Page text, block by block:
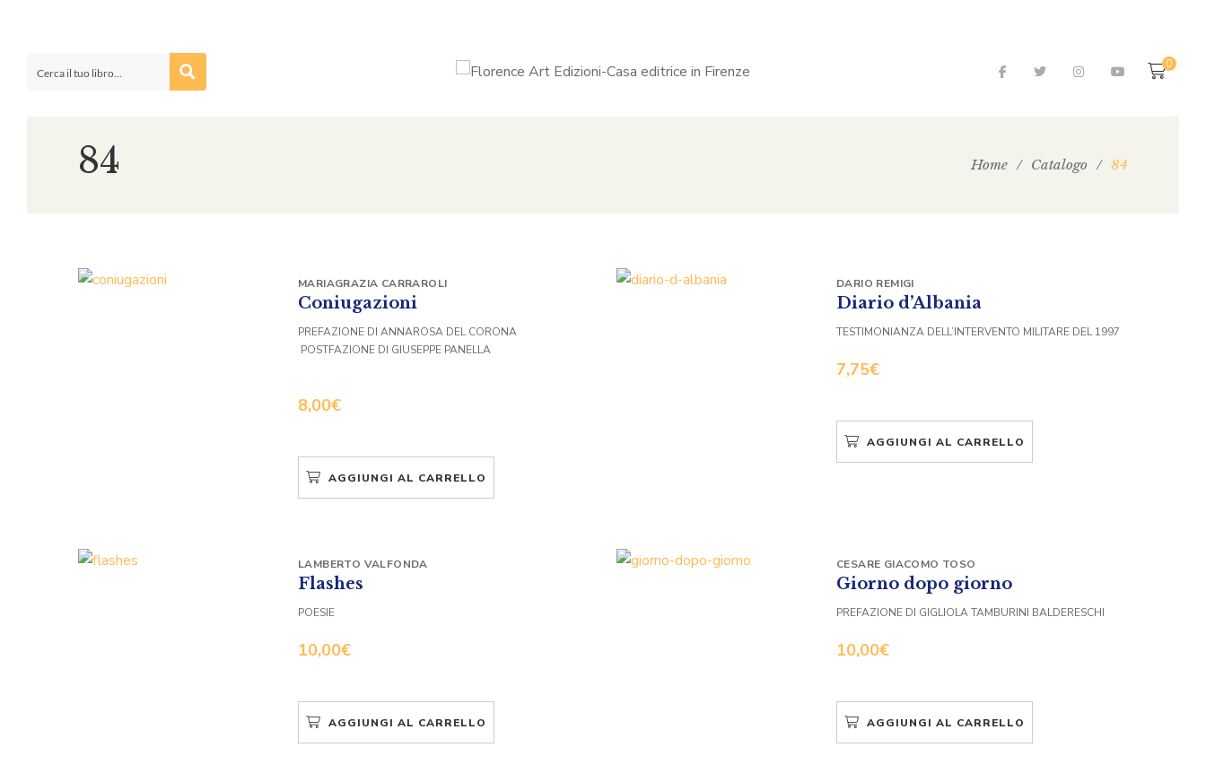
0
84 Home / Catalogo / 84
Coniugazioni
8,00€
MARIAGRAZIA CARRAROLI
PREFAZIONE DI ANNAROSA DEL CORONA
POSTFAZIONE DI GIUSEPPE PANELLA
AGGIUNGI AL CARRELLO
Diario d’Albania
7,75€
DARIO REMIGI
TESTIMONIANZA DELL’INTERVENTO MILITARE DEL 1997
AGGIUNGI AL CARRELLO
Flashes
10,00€
LAMBERTO VALFONDA
POESIE
AGGIUNGI AL CARRELLO
Giorno dopo giorno
10,00€
CESARE GIACOMO TOSO
PREFAZIONE DI GIGLIOLA TAMBURINI BALDERESCHI
AGGIUNGI AL CARRELLO